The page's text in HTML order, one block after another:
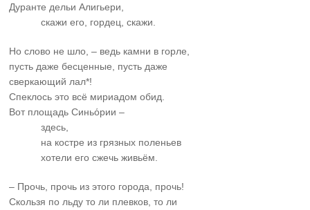
Дуранте дельи Алигьери,
……….скажи его, гордец, скажи.
Но слово не шло, – ведь камни в горле,
пусть даже бесценные, пусть даже
сверкающий лал*!
Спеклось это всё мириадом обид.
Вот площадь Синьόрии –
……….здесь,
на костре из грязных поленьев
……….хотели его сжечь живьём.
– Прочь, прочь из этого города, прочь!
Скользя по льду то ли плевков, то ли